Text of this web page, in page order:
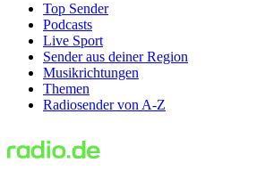
Top Sender
Podcasts
Live Sport
Sender aus deiner Region
Musikrichtungen
Themen
Radiosender von A-Z